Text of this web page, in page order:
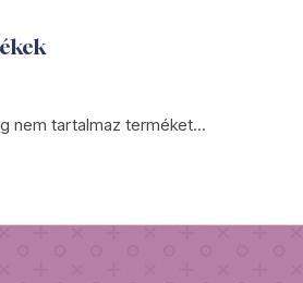
nem tartalmaz terméket...